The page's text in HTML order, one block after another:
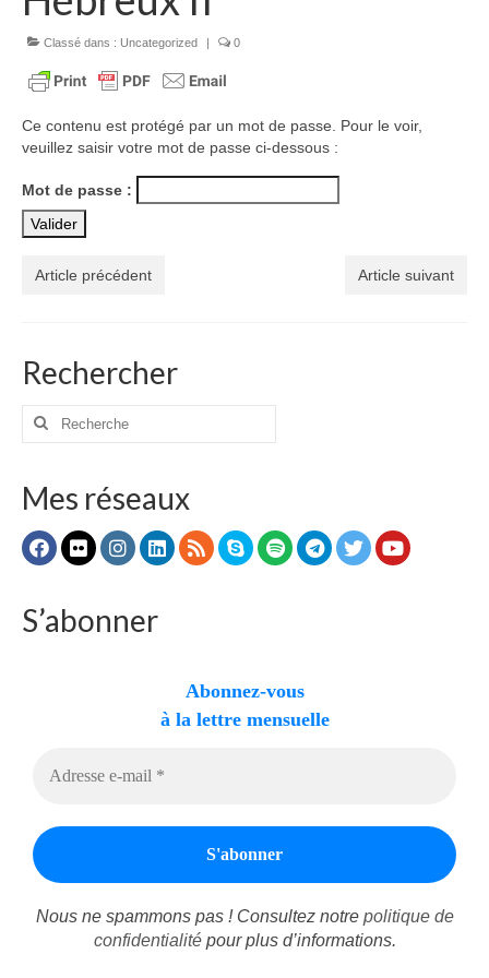
Voir
Films, Vidéos, Selfies
Selfies de Mariages
Mon témoignage
EdenCinéma
Conférences, Retraites
Enseignements ALTIUS
Autres Enseignements
Retraites
Partagez votre prière
Lieux et Dates
Prochaines Messes
Classé dans : Uncategorized | 0
Ce contenu est protégé par un mot de passe. Pour le voir,
veuillez saisir votre mot de passe ci-dessous :
Mot de passe :
Article précédent Article suivant
Rechercher
Rechercher
Mes réseaux
S’abonner
Abonnez-vous
à la lettre mensuelle
Nous ne spammons pas ! Consultez notre politique de
confidentialitépour plus d’informations.